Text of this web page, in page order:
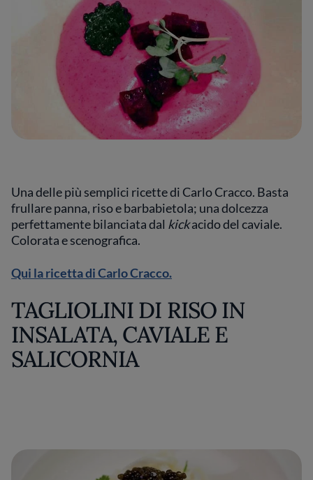
Una delle più semplici ricette di Carlo Cracco. Basta
frullare panna, riso e barbabietola; una dolcezza
perfettamente bilanciata dal kickacido del caviale.
Colorata e scenografica.
Qui la ricetta di Carlo Cracco.
TAGLIOLINI DI RISO IN
INSALATA, CAVIALE E
SALICORNIA